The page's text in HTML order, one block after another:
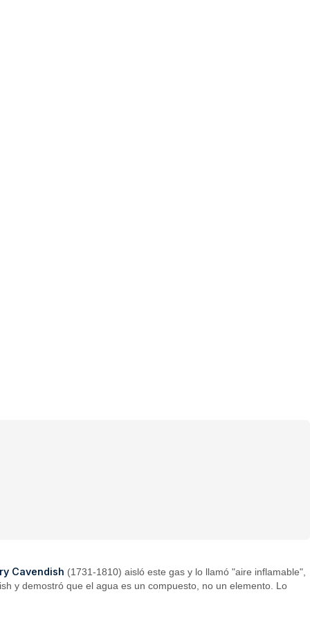
Cavendish (1731-1810) aisló este gas y lo llamó "aire inflamable",
y demostró que el agua es un compuesto, no un elemento. Lo